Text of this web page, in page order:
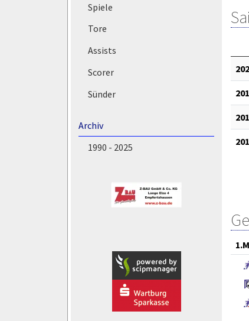
Spiele
Tore
Assists
Scorer
Sünder
Archiv
1990 - 2025